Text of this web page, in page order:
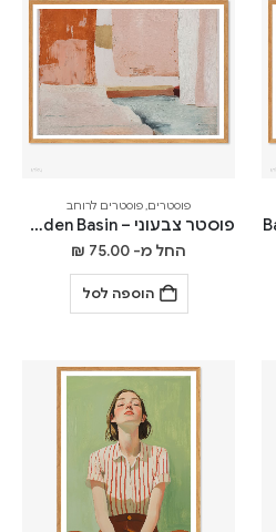
פוסטרים,פוסטרים לרוחב
פוסטר צבעוני – Hidden Basin
החל מ- ₪ 75.00
הוספה לסל